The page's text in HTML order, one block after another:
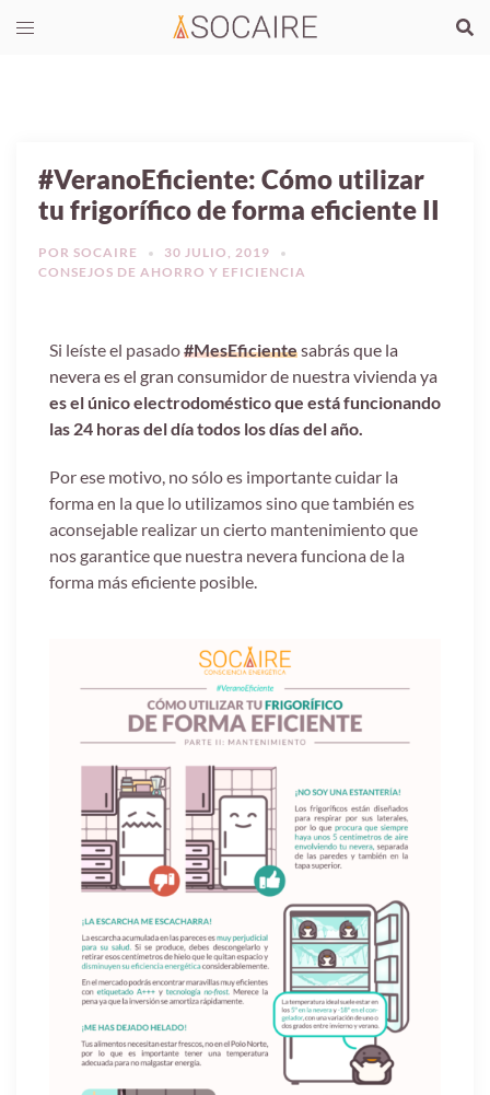
#VeranoEficiente: Cómo utilizar
tu frigorífico de forma eficiente II
POR SOCAIRE
30 JULIO, 2019
CONSEJOS DE AHORRO Y EFICIENCIA
Si leíste el pasado#MesEficientesabrás que la
nevera es el gran consumidor de nuestra vivienda ya
es el único electrodoméstico que está funcionando
las 24 horas del día todos los días del año.
Por ese motivo, no sólo es importante cuidar la
forma en la que lo utilizamos sino que también es
aconsejable realizar un cierto mantenimiento que
nos garantice que nuestra nevera funciona de la
forma más eficiente posible.